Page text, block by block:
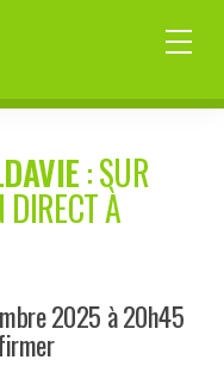
: SUR
DIRECT À
2025 à 20h45